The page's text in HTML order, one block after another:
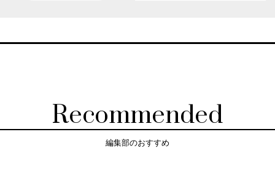
Recommended
編集部のおすすめ